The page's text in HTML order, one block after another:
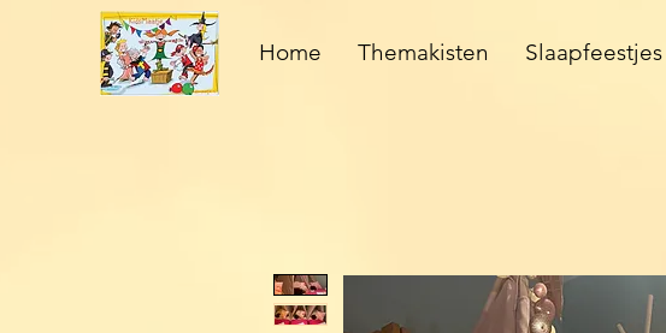
Home Themakisten Slaapfeestjes